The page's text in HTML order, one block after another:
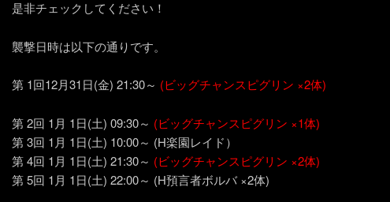
是非チェックしてください！
襲撃日時は以下の通りです。
第 1回12月31日(金) 21:30～ (ビッグチャンスピグリン ×2体)
第 2回 1月 1日(土) 09:30～ (ビッグチャンスピグリン ×1体)
第 3回 1月 1日(土) 10:00～ (H楽園レイド）
第 4回 1月 1日(土) 21:30～ (ビッグチャンスピグリン ×2体)
第 5回 1月 1日(土) 22:00～ (H預言者ボルバ ×2体)